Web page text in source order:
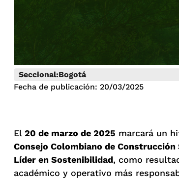
Seccional:Bogotá
Fecha de publicación: 20/03/2025
El 20 de marzo de 2025 marcará un
Consejo Colombiano de Construcción
Líder en Sostenibilidad, como
académico y operativo más